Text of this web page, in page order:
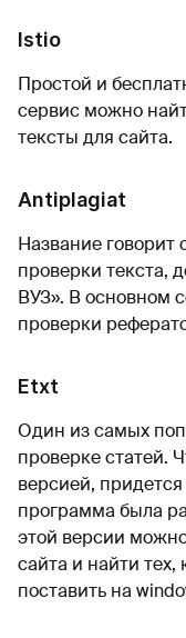
Istio
Простой и
сервис можно
тексты для сайта.
Antiplagiat
Название говорит
проверки текста,
ВУЗ». В основном
проверки
Etxt
Один из самых
проверке статей.
версией,
программа была
этой версии
сайта и найти тех,
поставить на